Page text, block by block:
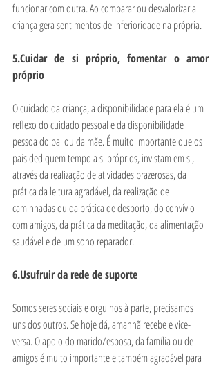
funcionar com outra. Ao comparar ou desvalorizar a
criança gera sentimentos de inferioridade na própria.
5.Cuidar de si próprio, fomentar o amor
próprio
O cuidado da criança, a disponibilidade para ela é um
reflexo do cuidado pessoal e da disponibilidade
pessoa do pai ou da mãe. É muito importante que os
pais dediquem tempo a si próprios, invistam em si,
através da realização de atividades prazerosas, da
prática da leitura agradável, da realização de
caminhadas ou da prática de desporto, do convívio
com amigos, da prática da meditação, da alimentação
saudável e de um sono reparador.
6.Usufruir da rede de suporte
Somos seres sociais e orgulhos à parte, precisamos
uns dos outros. Se hoje dá, amanhã recebe e vice-
versa. O apoio do marido/esposa, da família ou de
amigos é muito importante e também agradável para